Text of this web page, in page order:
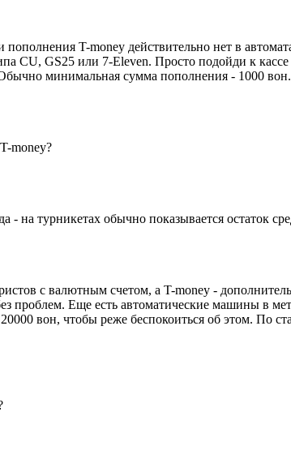
T-money действительно нет в
CU, GS25 или 7-Eleven. Просто подойди к
минимальная сумма пополнения - 1000
money?
на турникетах обычно показывается остаток
с валютным счетом, а T-money -
проблем. Еще есть автоматические машины в
вон, чтобы реже беспокоиться об этом. По